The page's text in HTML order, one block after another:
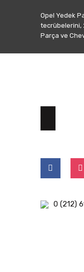
Opel Yedek
tecrübelerini,
Parça ve
0 (212)